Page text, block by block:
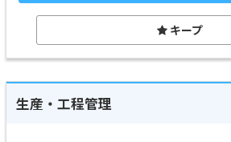
キープ
生産・工程管理